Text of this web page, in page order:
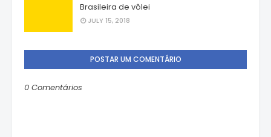
Brasileira de vôlei
JULY 15, 2018
POSTAR UM COMENTÁRIO
0 Comentários